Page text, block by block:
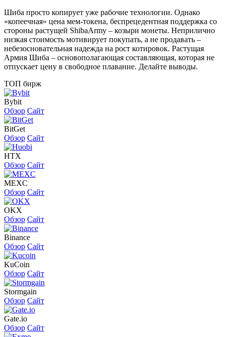
Шиба просто копирует уже рабочие технологии. Однако
«копеечная» цена мем-токена, беспрецедентная поддержка со
стороны растущей ShibaArmy – козыри монеты. Неприлично
низкая стоимость мотивирует покупать, а не продавать –
небезосновательная надежда на рост котировок. Растущая
Армия Шиба – основополагающая составляющая, которая не
отпускает цену в свободное плавание. Делайте выводы.
ТОП бирж
Bybit
Обзор Сайт
BitGet
Обзор Сайт
HTX
Обзор Сайт
MEXC
Обзор Сайт
OKX
Обзор Сайт
Binance
Обзор Сайт
KuCoin
Обзор Сайт
Stormgain
Обзор Сайт
Gate.io
Обзор Сайт